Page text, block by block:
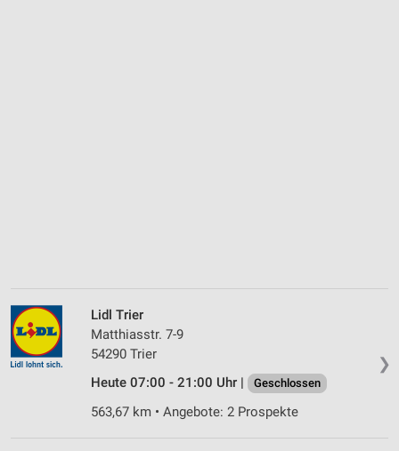
❯
Lidl Trier
Matthiasstr. 7-9
54290 Trier
Heute 07:00 - 21:00 Uhr |
Geschlossen
563,67 km • Angebote: 2 Prospekte